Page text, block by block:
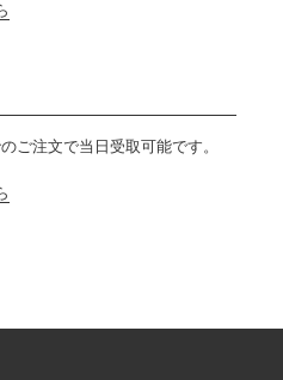
ご注文で当日受取可能です。